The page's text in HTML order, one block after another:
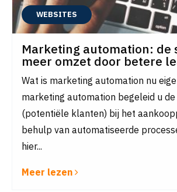
WEBSITES
Marketing automation: de
meer omzet door betere
Wat is marketing automation nu
marketing automation begeleid u
(potentiële klanten) bij het
behulp van automatiseerde
hier...
Meer lezen